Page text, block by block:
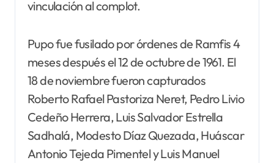
vinculación al complot.
Pupo fue fusilado por órdenes de Ramfis 4
meses después el 12 de octubre de 1961. El
18 de noviembre fueron capturados
Roberto Rafael Pastoriza Neret, Pedro Livio
Cedeño Herrera, Luis Salvador Estrella
Sadhalá, Modesto Díaz Quezada, Huáscar
Antonio Tejeda Pimentel y Luis Manuel